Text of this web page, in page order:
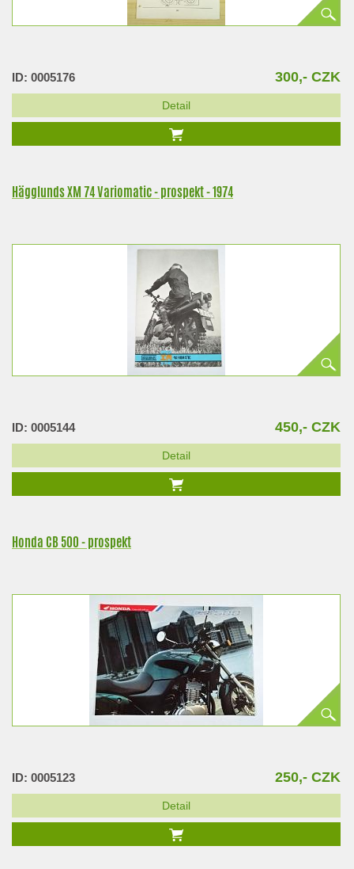
ID: 0005176 300,- CZK
Detail
Hägglunds XM 74 Variomatic - prospekt - 1974
ID: 0005144 450,- CZK
Detail
Honda CB 500 - prospekt
ID: 0005123 250,- CZK
Detail